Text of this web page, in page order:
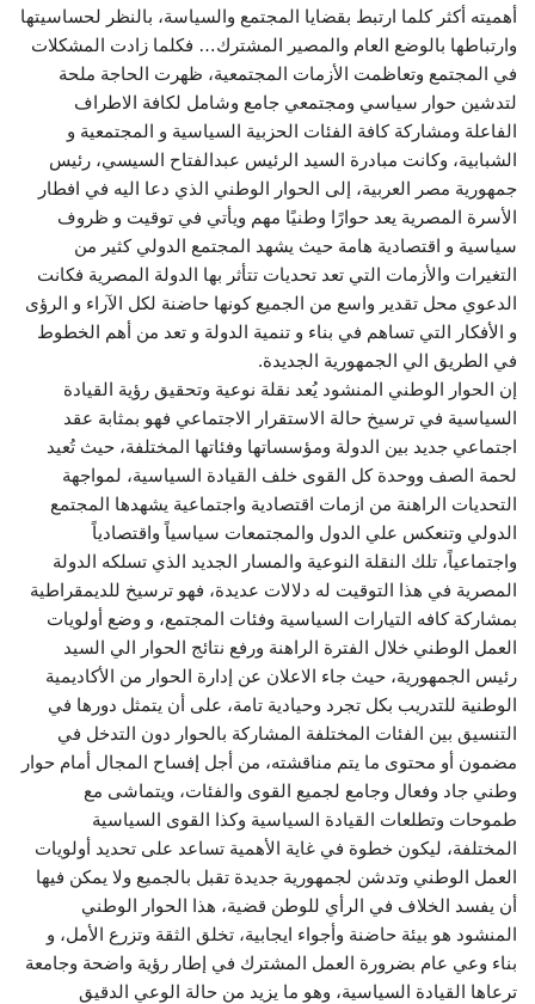
أهميته أكثر كلما ارتبط بقضايا المجتمع والسياسة، بالنظر لحساسيتها
وارتباطها بالوضع العام والمصير المشترك… فكلما زادت المشكلات
في المجتمع وتعاظمت الأزمات المجتمعية، ظهرت الحاجة ملحة
لتدشين حوار سياسي ومجتمعي جامع وشامل لكافة الاطراف
الفاعلة ومشاركة كافة الفئات الحزبية السياسية و المجتمعية و
الشبابية، وكانت مبادرة السيد الرئيس عبدالفتاح السيسي، رئيس
جمهورية مصر العربية، إلى الحوار الوطني الذي دعا اليه في افطار
الأسرة المصرية يعد حوارًا وطنيًا مهم ويأتي في توقيت و ظروف
سياسية و اقتصادية هامة حيث يشهد المجتمع الدولي كثير من
التغيرات والأزمات التي تعد تحديات تتأثر بها الدولة المصرية فكانت
الدعوي محل تقدير واسع من الجميع كونها حاضنة لكل الآراء و الرؤى
و الأفكار التي تساهم في بناء و تنمية الدولة و تعد من أهم الخطوط
في الطريق الي الجمهورية الجديدة.
إن الحوار الوطني المنشود يُعد نقلة نوعية وتحقيق رؤية القيادة
السياسية في ترسيخ حالة الاستقرار الاجتماعي فهو بمثابة عقد
اجتماعي جديد بين الدولة ومؤسساتها وفئاتها المختلفة، حيث تُعيد
لحمة الصف ووحدة كل القوى خلف القيادة السياسية، لمواجهة
التحديات الراهنة من ازمات اقتصادية واجتماعية يشهدها المجتمع
الدولي وتنعكس علي الدول والمجتمعات سياسياً واقتصادياً
واجتماعياً، تلك النقلة النوعية والمسار الجديد الذي تسلكه الدولة
المصرية في هذا التوقيت له دلالات عديدة، فهو ترسيخ للديمقراطية
بمشاركة كافه التيارات السياسية وفئات المجتمع، و وضع أولويات
العمل الوطني خلال الفترة الراهنة ورفع نتائج الحوار الي السيد
رئيس الجمهورية، حيث جاء الاعلان عن إدارة الحوار من الأكاديمية
الوطنية للتدريب بكل تجرد وحيادية تامة، على أن يتمثل دورها في
التنسيق بين الفئات المختلفة المشاركة بالحوار دون التدخل في
مضمون أو محتوى ما يتم مناقشته، من أجل إفساح المجال أمام حوار
وطني جاد وفعال وجامع لجميع القوى والفئات، ويتماشى مع
طموحات وتطلعات القيادة السياسية وكذا القوى السياسية
المختلفة، ليكون خطوة في غاية الأهمية تساعد على تحديد أولويات
العمل الوطني وتدشن لجمهورية جديدة تقبل بالجميع ولا يمكن فيها
أن يفسد الخلاف في الرأي للوطن قضية، هذا الحوار الوطني
المنشود هو بيئة حاضنة وأجواء ايجابية، تخلق الثقة وتزرع الأمل، و
بناء وعي عام بضرورة العمل المشترك في إطار رؤية واضحة وجامعة
ترعاها القيادة السياسية، وهو ما يزيد من حالة الوعي الدقيق